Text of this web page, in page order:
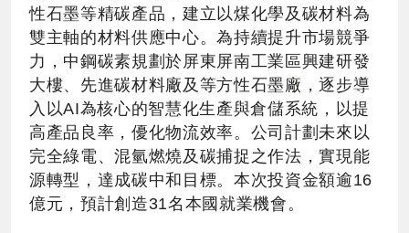
性石墨等精碳產品，建立以煤化學及碳材料為
雙主軸的材料供應中心。為持續提升市場競爭
力，中鋼碳素規劃於屏東屏南工業區興建研發
大樓、先進碳材料廠及等方性石墨廠，逐步導
入以AI為核心的智慧化生產與倉儲系統，以提
高產品良率，優化物流效率。公司計劃未來以
完全綠電、混氫燃燒及碳捕捉之作法，實現能
源轉型，達成碳中和目標。本次投資金額逾16
億元，預計創造31名本國就業機會。